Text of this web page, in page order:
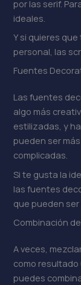
por las serif.
ideales.
Y si quieres
personal, las
Fuentes
Las fuentes
algo más
estilizadas, y
pueden ser
complicadas.
Si te gusta la
las fuentes
que pueden
Combinación
A veces,
como resultado
puedes